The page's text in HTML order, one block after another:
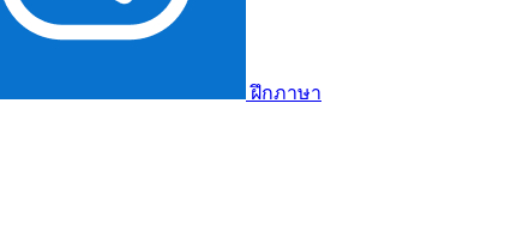
ฝึกภาษา